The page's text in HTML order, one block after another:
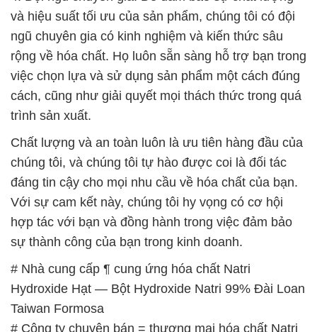
cách, cũng như giải quyết mọi thách thức trong quá
trình sản xuất.
Chất lượng và an toàn luôn là ưu tiên hàng đầu của
chúng tôi, và chúng tôi tự hào được coi là đối tác
đáng tin cậy cho mọi nhu cầu về hóa chất của bạn.
Với sự cam kết này, chúng tôi hy vọng có cơ hội
hợp tác với bạn và đồng hành trong việc đảm bảo
sự thành công của bạn trong kinh doanh.
# Nhà cung cấp ¶ cung ứng hóa chất Natri
Hydroxide Hạt — Bột Hydroxide Natri 99% Đài Loan
Taiwan Formosa
# Công ty chuyên bán = thương mại hóa chất Natri
Hydroxide Hạt — Bột Hydroxide Natri 99% Đài Loan
Taiwan Formosa
# Cty bán ═ phân phối hóa chất Natri Hydroxide Hạt
— Bột Hydroxide Natri 99% Đài Loan Taiwan